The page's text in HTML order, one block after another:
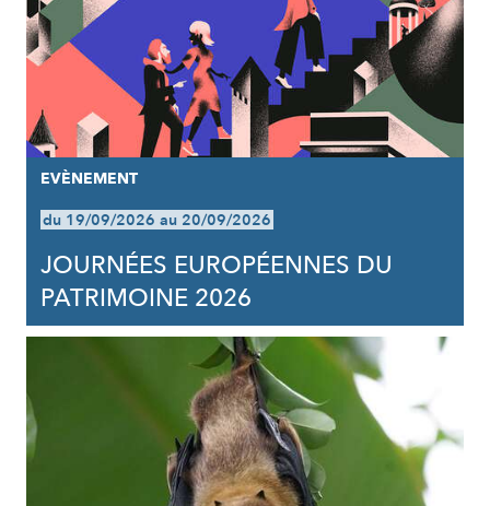
EVÈNEMENT
du 19/09/2026 au 20/09/2026
JOURNÉES EUROPÉENNES DU
PATRIMOINE 2026